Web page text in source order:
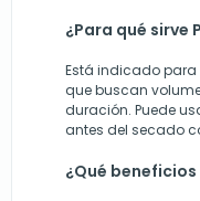
¿Para qué sirve
Está indicado para
que buscan
duración. Puede
antes del secado
¿Qué